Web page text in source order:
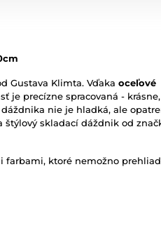
Gustava Klimta. Vďaka oceľové
je precízne spracovaná -
nie je hladká, ale
štýlový skladací dáždnik od
farbami, ktoré nemožno